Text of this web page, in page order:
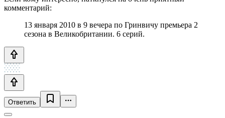
комментарий:
13 января 2010 в 9 вечера по Гринвичу премьера 2
сезона в Великобритании. 6 серий.
Ответить